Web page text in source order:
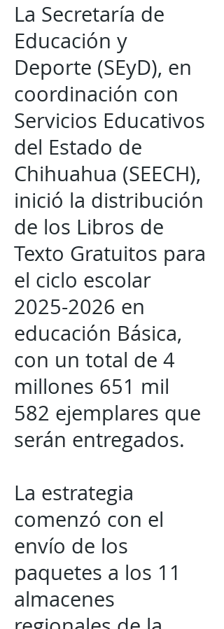
La Secretaría de
Educación y
Deporte (SEyD), en
coordinación con
Servicios Educativos
del Estado de
Chihuahua (SEECH),
inició la distribución
de los Libros de
Texto Gratuitos para
el ciclo escolar
2025-2026 en
educación Básica,
con un total de 4
millones 651 mil
582 ejemplares que
serán entregados.
La estrategia
comenzó con el
envío de los
paquetes a los 11
almacenes